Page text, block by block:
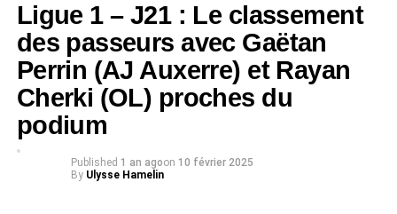
Ligue 1 – J21 : Le classement
des passeurs avec Gaëtan
Perrin (AJ Auxerre) et Rayan
Cherki (OL) proches du
podium
Published 1 an agoon 10 février 2025
By Ulysse Hamelin